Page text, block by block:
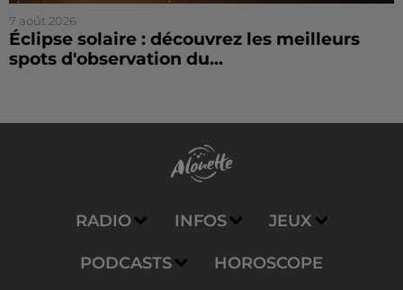
7 août 2026
Éclipse solaire : découvrez les meilleurs
spots d'observation du...
RADIO INFOS JEUX
PODCASTS HOROSCOPE